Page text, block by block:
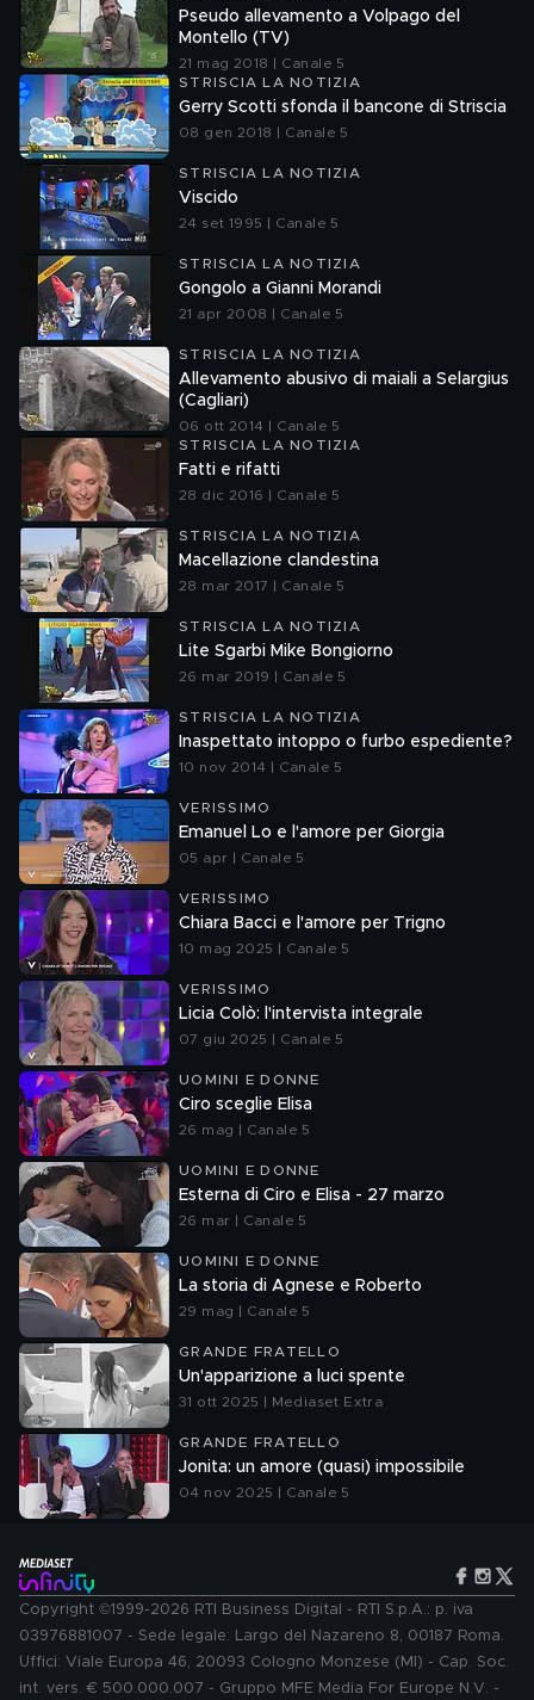
Pseudo allevamento a Volpago del
Montello (TV)
21 mag 2018 | Canale 5
STRISCIA LA NOTIZIA
Gerry Scotti sfonda il bancone di Striscia
08 gen 2018 | Canale 5
STRISCIA LA NOTIZIA
Viscido
24 set 1995 | Canale 5
STRISCIA LA NOTIZIA
Gongolo a Gianni Morandi
21 apr 2008 | Canale 5
STRISCIA LA NOTIZIA
Allevamento abusivo di maiali a Selargius
(Cagliari)
06 ott 2014 | Canale 5
STRISCIA LA NOTIZIA
Fatti e rifatti
28 dic 2016 | Canale 5
STRISCIA LA NOTIZIA
Macellazione clandestina
28 mar 2017 | Canale 5
STRISCIA LA NOTIZIA
Lite Sgarbi Mike Bongiorno
26 mar 2019 | Canale 5
STRISCIA LA NOTIZIA
Inaspettato intoppo o furbo espediente?
10 nov 2014 | Canale 5
VERISSIMO
Emanuel Lo e l'amore per Giorgia
05 apr | Canale 5
VERISSIMO
Chiara Bacci e l'amore per Trigno
10 mag 2025 | Canale 5
VERISSIMO
Licia Colò: l'intervista integrale
07 giu 2025 | Canale 5
UOMINI E DONNE
Ciro sceglie Elisa
26 mag | Canale 5
UOMINI E DONNE
Esterna di Ciro e Elisa - 27 marzo
26 mar | Canale 5
UOMINI E DONNE
La storia di Agnese e Roberto
29 mag | Canale 5
GRANDE FRATELLO
Un'apparizione a luci spente
31 ott 2025 | Mediaset Extra
GRANDE FRATELLO
Jonita: un amore (quasi) impossibile
04 nov 2025 | Canale 5
Copyright ©1999-2026 RTI Business Digital - RTI S.p.A.: p. iva
03976881007 - Sede legale: Largo del Nazareno 8, 00187 Roma.
Uffici: Viale Europa 46, 20093 Cologno Monzese (MI) - Cap. Soc.
int. vers. € 500.000.007 - Gruppo MFE Media For Europe N.V. -